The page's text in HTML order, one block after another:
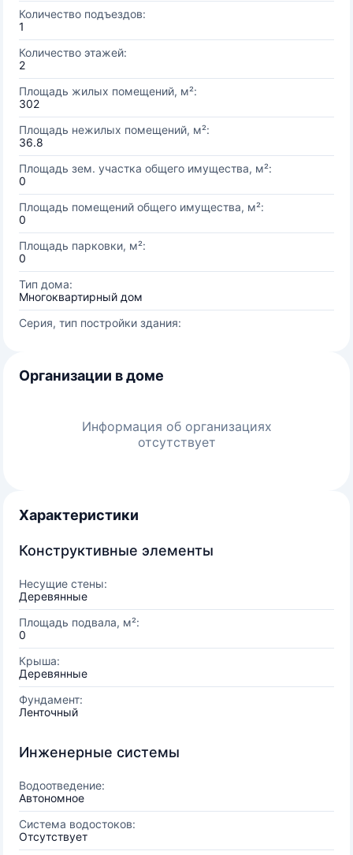
Количество подъездов:
1
Количество этажей:
2
Площадь жилых помещений, м²:
302
Площадь нежилых помещений, м²:
36.8
Площадь зем. участка общего имущества, м²:
0
Площадь помещений общего имущества, м²:
0
Площадь парковки, м²:
0
Тип дома:
Многоквартирный дом
Серия, тип постройки здания:
Организации в доме
Информация об организациях
отсутствует
Характеристики
Конструктивные элементы
Несущие стены:
Деревянные
Площадь подвала, м²:
0
Крыша:
Деревянные
Фундамент:
Ленточный
Инженерные системы
Водоотведение:
Автономное
Система водостоков:
Отсутствует